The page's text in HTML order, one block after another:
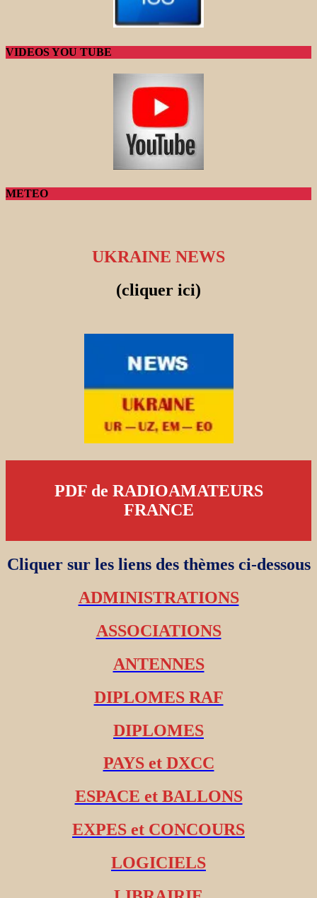
VIDEOS YOU TUBE
METEO
UKRAINE NEWS
(cliquer ici)
PDF de RADIOAMATEURS
FRANCE
Cliquer sur les liens des thèmes ci-dessous
ADMINISTRATIONS
ASSOCIATIONS
ANTENNES
DIPLOMES RAF
DIPLOMES
PAYS et DXCC
ESPACE et BALLONS
EXPES et CONCOURS
LOGICIELS